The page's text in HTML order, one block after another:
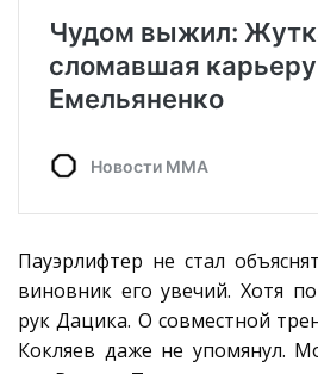
Пауэрлифтер не стал
виновник его увечий. Хотя
рук Дацика. О совместной
Кокляев даже не упомянул.